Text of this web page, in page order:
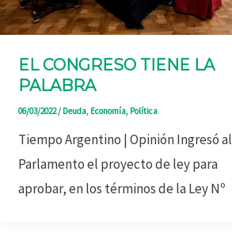
EL CONGRESO TIENE LA
PALABRA
06/03/2022/ Deuda, Economía, Política
Tiempo Argentino | Opinión Ingresó al
Parlamento el proyecto de ley para
aprobar, en los términos de la Ley Nº